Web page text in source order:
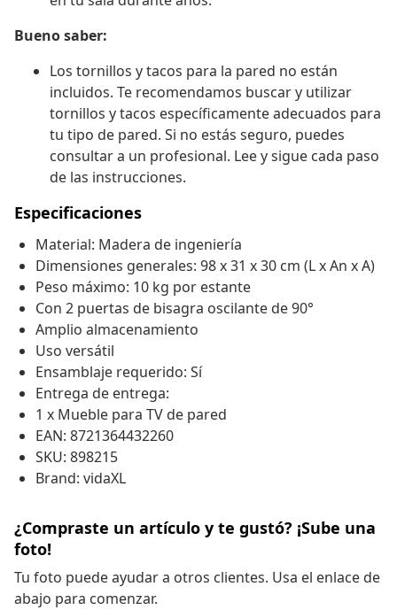
Bueno saber:
Los tornillos y tacos para la pared no están
incluidos. Te recomendamos buscar y utilizar
tornillos y tacos específicamente adecuados para
tu tipo de pared. Si no estás seguro, puedes
consultar a un profesional. Lee y sigue cada paso
de las instrucciones.
Especificaciones
Material: Madera de ingeniería
Dimensiones generales: 98 x 31 x 30 cm (L x An x A)
Peso máximo: 10 kg por estante
Con 2 puertas de bisagra oscilante de 90°
Amplio almacenamiento
Uso versátil
Ensamblaje requerido: Sí
Entrega de entrega:
1 x Mueble para TV de pared
EAN: 8721364432260
SKU: 898215
Brand: vidaXL
¿Compraste un artículo y te gustó? ¡Sube una
foto!
Tu foto puede ayudar a otros clientes. Usa el enlace de
abajo para comenzar.